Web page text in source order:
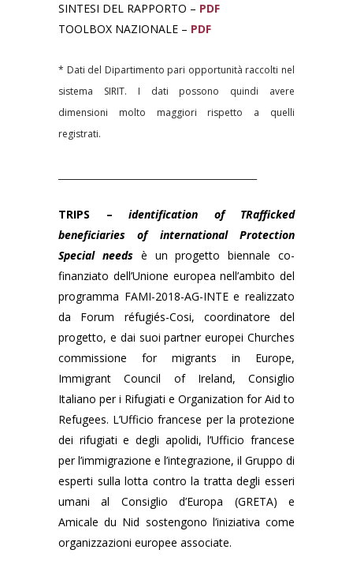
SINTESI DEL RAPPORTO – PDF
TOOLBOX NAZIONALE – PDF
* Dati del Dipartimento pari opportunità raccolti nel
sistema SIRIT. I dati possono quindi avere
dimensioni molto maggiori rispetto a quelli
registrati.
TRIPS – identification of TRafficked
beneficiaries of international Protection
Special needsè un progetto biennale co-
finanziato dell’Unione europea nell’ambito del
programma FAMI-2018-AG-INTE e realizzato
da Forum réfugiés-Cosi, coordinatore del
progetto, e dai suoi partner europei Churches
commissione for migrants in Europe,
Immigrant Council of Ireland, Consiglio
Italiano per i Rifugiati e Organization for Aid to
Refugees. L’Ufficio francese per la protezione
dei rifugiati e degli apolidi, l’Ufficio francese
per l’immigrazione e l’integrazione, il Gruppo di
esperti sulla lotta contro la tratta degli esseri
umani al Consiglio d’Europa (GRETA) e
Amicale du Nid sostengono l’iniziativa come
organizzazioni europee associate.